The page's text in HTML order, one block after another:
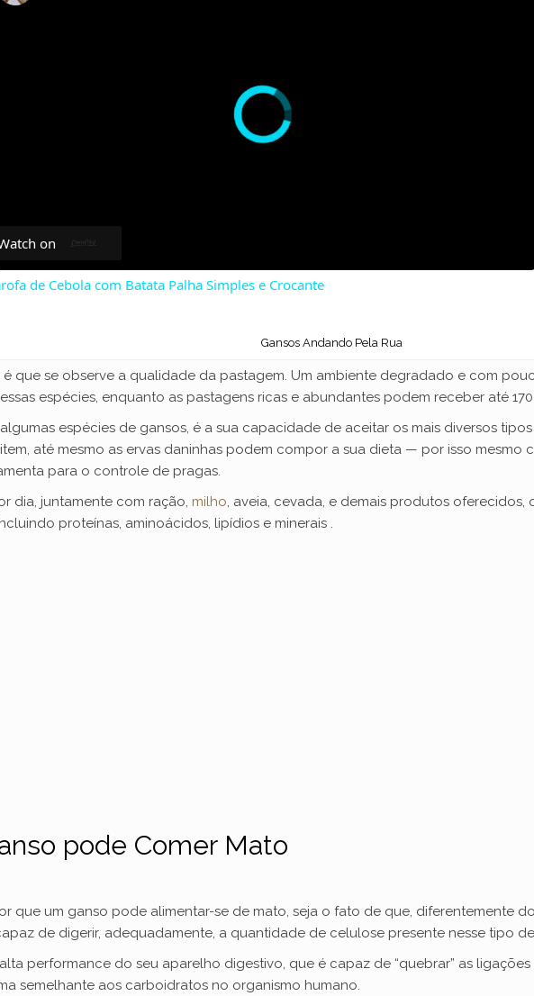
on
de Cebola com Batata Palha Simples e Crocante
Gansos Andando Pela Rua
que se observe a qualidade da pastagem. Um ambiente degradado e com
espécies, enquanto as pastagens ricas e abundantes podem receber até
espécies de gansos, é a sua capacidade de aceitar os mais diversos
até mesmo as ervas daninhas podem compor a sua dieta — por isso mesmo
para o controle de pragas.
dia, juntamente com ração, milho, aveia, cevada, e demais produtos
proteínas, aminoácidos, lipídios e minerais .
pode Comer Mato
que um ganso pode alimentar-se de mato, seja o fato de que, diferentemente
de digerir, adequadamente, a quantidade de celulose presente nesse tipo
performance do seu aparelho digestivo, que é capaz de “quebrar” as
semelhante aos carboidratos no organismo humano.